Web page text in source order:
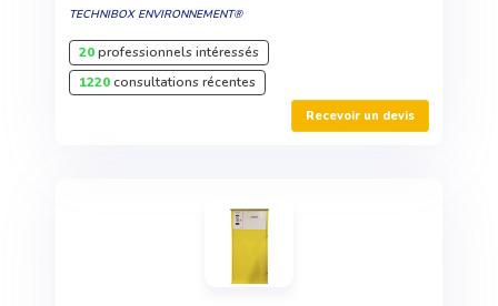
TECHNIBOX ENVIRONNEMENT®
20professionnels intéressés
1220consultations récentes
Recevoir un devis